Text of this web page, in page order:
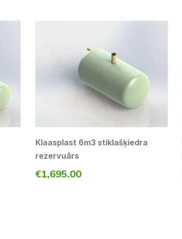
Klaasplast 6m3 stiklašķiedra
rezervuārs
€1,695.00